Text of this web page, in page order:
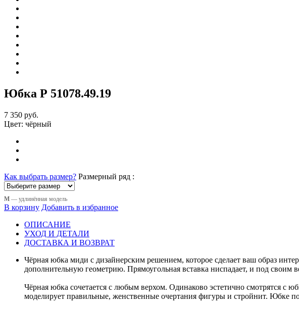
Юбка Р 51078.49.19
7 350 руб.
Цвет: чёрный
Как выбрать размер? Размерный ряд :
М — удлинённая модель
В корзину Добавить в избранное
ОПИСАНИЕ
УХОД И ДЕТАЛИ
ДОСТАВКА И ВОЗВРАТ
Чёрная юбка миди с дизайнерским решением, которое сделает ваш образ
дополнительную геометрию. Прямоугольная вставка ниспадает, и под своим
Чёрная юбка сочетается с любым верхом. Одинаково эстетично смотрятся с
моделирует правильные, женственные очертания фигуры и стройнит. Юбке